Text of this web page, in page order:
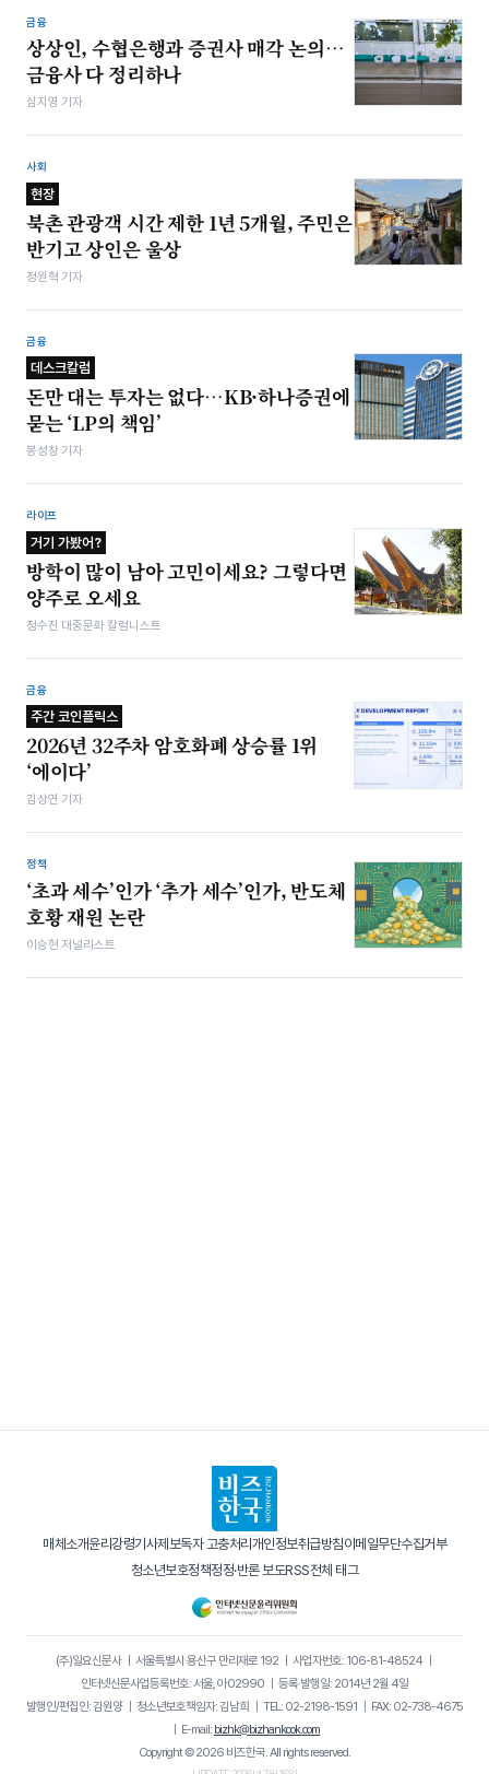
금융
상상인, 수협은행과 증권사 매각 논의…
금융사 다 정리하나
심지영 기자
사회
현장
북촌 관광객 시간 제한 1년 5개월, 주민은
반기고 상인은 울상
정원혁 기자
금융
데스크칼럼
돈만 대는 투자는 없다…KB·하나증권에
묻는 ‘LP의 책임’
봉성창 기자
라이프
거기 가봤어?
방학이 많이 남아 고민이세요? 그렇다면
양주로 오세요
정수진 대중문화 칼럼니스트
금융
주간 코인플릭스
2026년 32주차 암호화폐 상승률 1위
‘에이다’
김상연 기자
정책
‘초과 세수’인가 ‘추가 세수’인가, 반도체
호황 재원 논란
이승현 저널리스트
매체소개윤리강령기사제보독자 고충처리 개인정보취급방침이메일무단수집거부
청소년보호정책정정·반론 보도RSS전체 태그
(주)일요신문사｜ 서울특별시 용산구 만리재로 192｜ 사업자번호: 106-81-48524｜
인터넷신문사업등록번호: 서울, 아02990
등록·발행일: 2014년 2월 4일
발행인/편집인: 김원양｜ 청소년보호책임자: 김남희 TEL: 02-2198-1591
FAX: 02-738-4675
E-mail: bizhk@bizhankook.com
Copyright © 2026 비즈한국. All rights reserved.